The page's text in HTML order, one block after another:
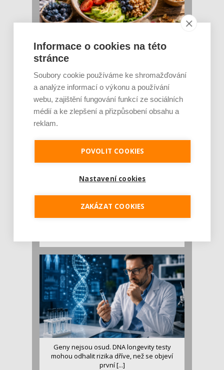
Rajčata, borůvky nebo ořechy. Potraviny,
které v létě pomáhají hormonům a ulevuj [...]
Léto je ideálním časem dopřát hormonům
malý restart. Čerstvé ovoce, zelenina nebo
luštěniny jsou práv...
Je jen pro sportovce, přiberu po něm a ve
stravě ho mám dostatek. Znáte nejčastějš [...]
Geny nejsou osud. DNA longevity testy
mohou odhalit rizika dříve, než se objeví
první [...]
Informace o cookies na této
stránce
Soubory cookie používáme ke shromažďování
a analýze informací o výkonu a používání
webu, zajištění fungování funkcí ze sociálních
médií a ke zlepšení a přizpůsobení obsahu a
reklam.
POVOLIT COOKIES
Nastavení cookies
ZAKÁZAT COOKIES